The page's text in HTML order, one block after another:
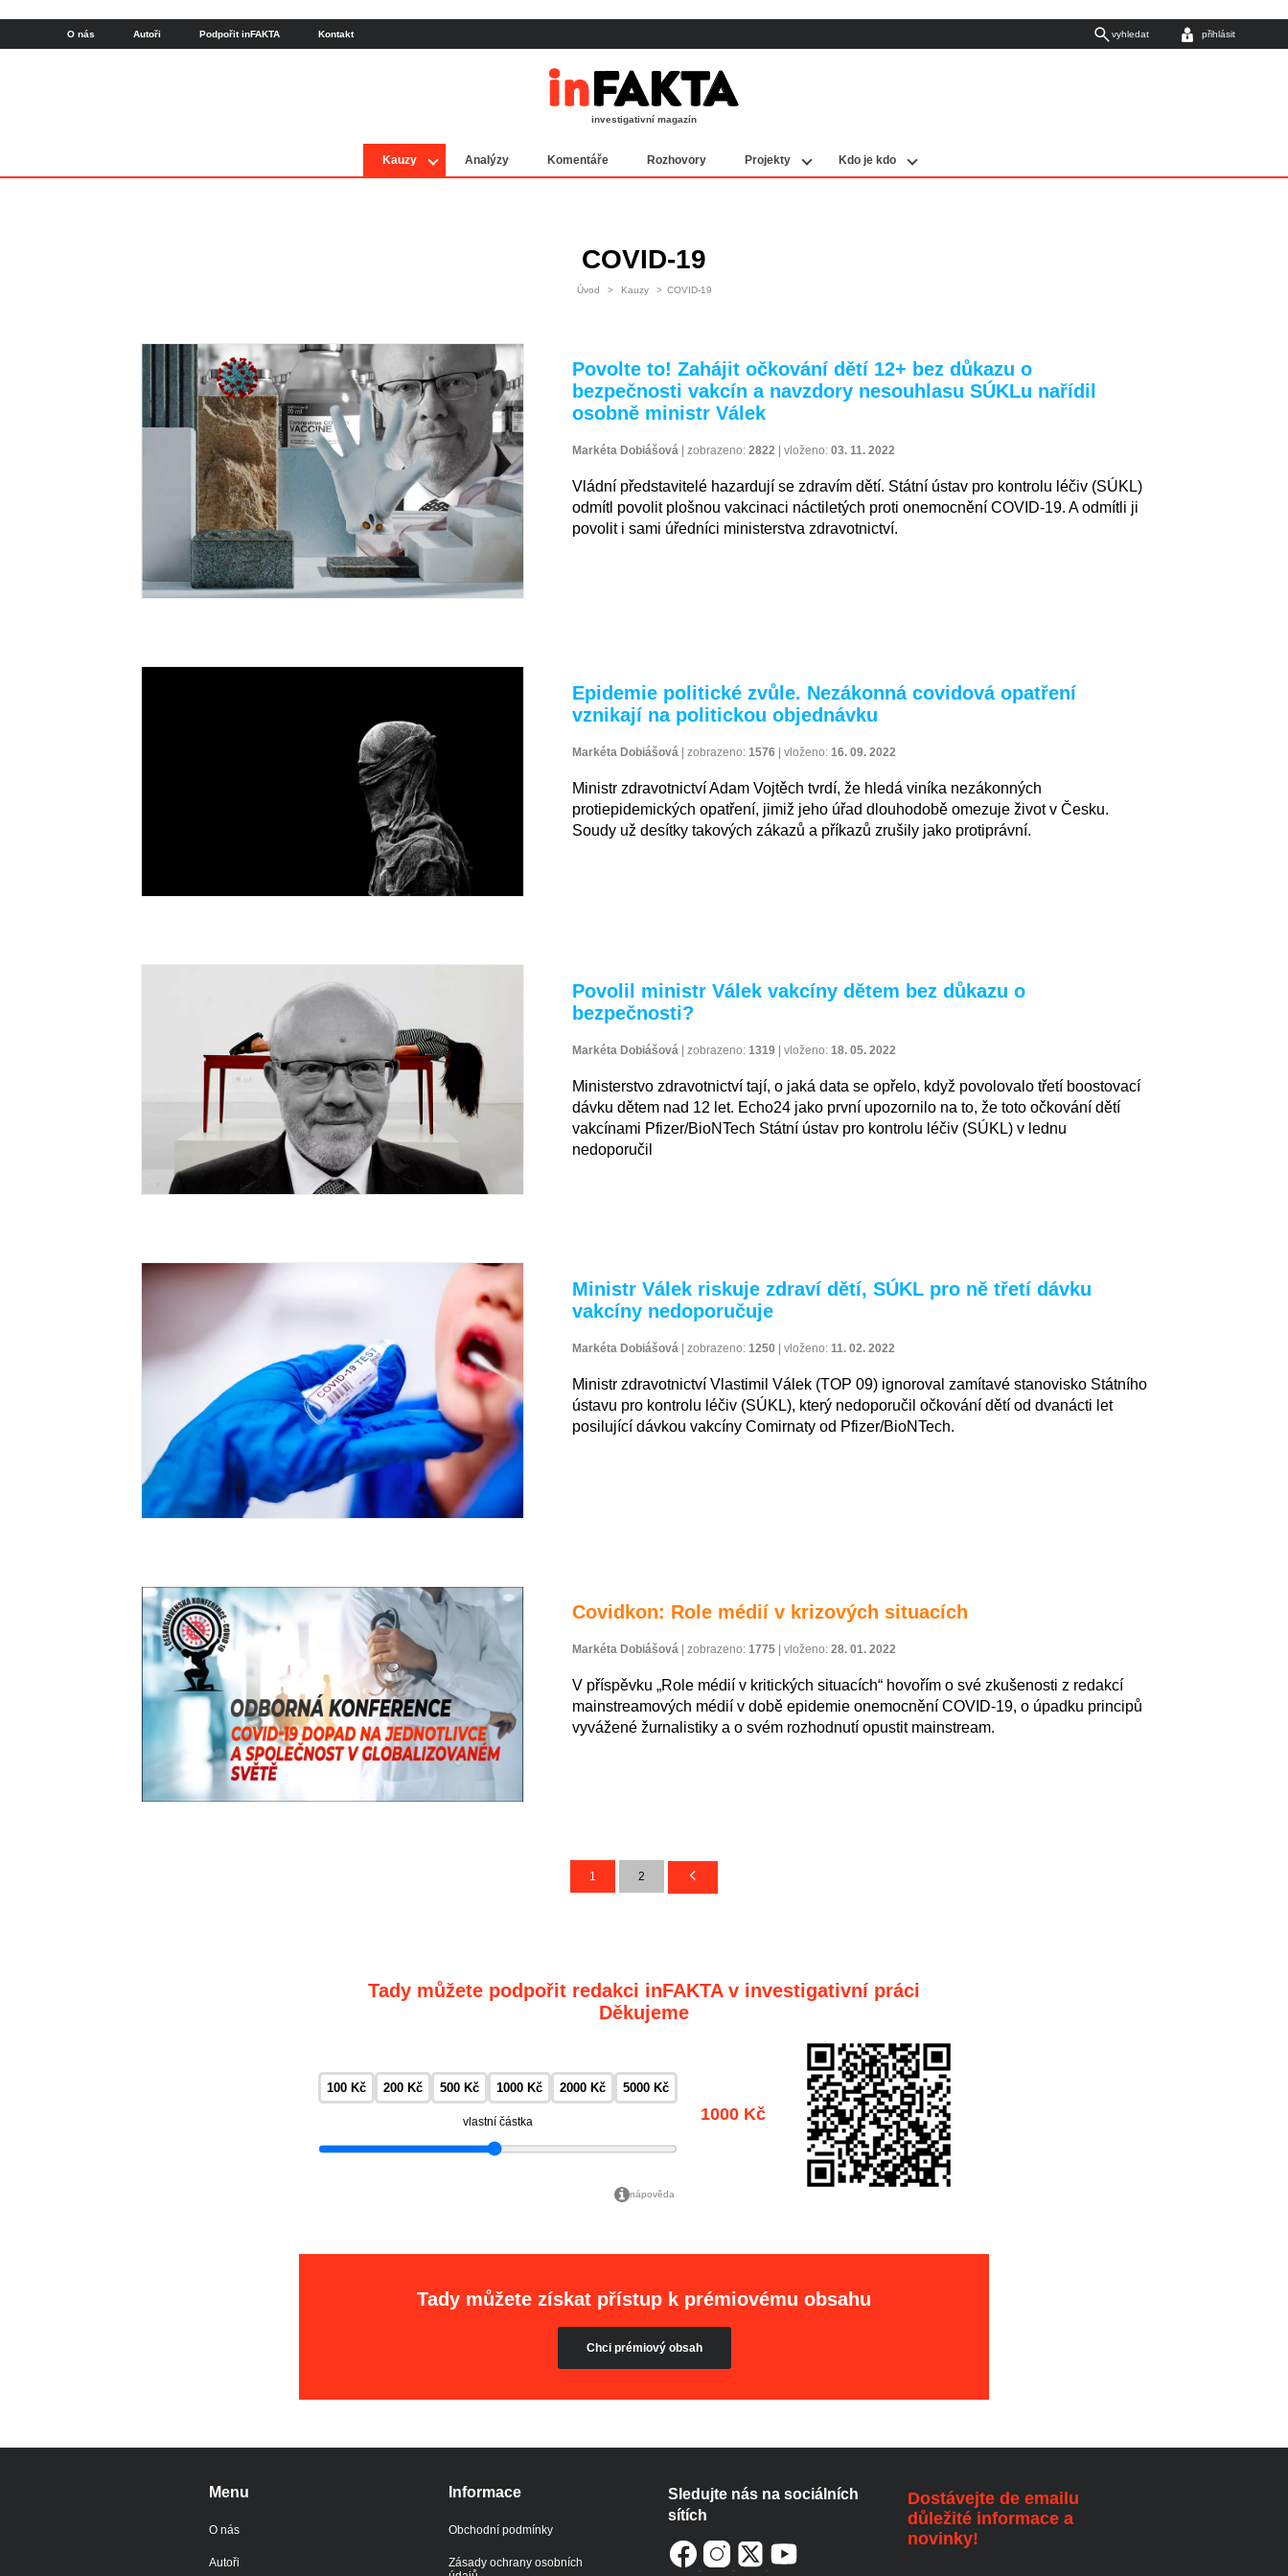
COVID-19
Úvod > Kauzy > COVID-19
Povolte to! Zahájit očkování dětí 12+ bez důkazu o
bezpečnosti vakcín a navzdory nesouhlasu SÚKLu nařídil
osobně ministr Válek
Markéta Dobiášová zobrazeno: 2822 vloženo: 03. 11. 2022
Vládní představitelé hazardují se zdravím dětí. Státní ústav pro kontrolu léčiv (SÚKL)
odmítl povolit plošnou vakcinaci náctiletých proti onemocnění COVID-19. A odmítli ji
povolit i sami úředníci ministerstva zdravotnictví.
Epidemie politické zvůle. Nezákonná covidová opatření
vznikají na politickou objednávku
Markéta Dobiášová | zobrazeno: 1576 | vloženo: 16. 09. 2022
Ministr zdravotnictví Adam Vojtěch tvrdí, že hledá viníka nezákonných
protiepidemických opatření, jimiž jeho úřad dlouhodobě omezuje život v Česku.
Soudy už desítky takových zákazů a příkazů zrušily jako protiprávní.
Povolil ministr Válek vakcíny dětem bez důkazu o
bezpečnosti?
Markéta Dobiášová | zobrazeno: 1319 | vloženo: 18. 05. 2022
Ministerstvo zdravotnictví tají, o jaká data se opřelo, když povolovalo třetí boostovací
dávku dětem nad 12 let. Echo24 jako první upozornilo na to, že toto očkování dětí
vakcínami Pfizer/BioNTech Státní ústav pro kontrolu léčiv (SÚKL) v lednu
nedoporučil
Ministr Válek riskuje zdraví dětí, SÚKL pro ně třetí dávku
vakcíny nedoporučuje
Markéta Dobiášová | zobrazeno: 1250 | vloženo: 11. 02. 2022
Ministr zdravotnictví Vlastimil Válek (TOP 09) ignoroval zamítavé stanovisko Státního
ústavu pro kontrolu léčiv (SÚKL), který nedoporučil očkování dětí od dvanácti let
posilující dávkou vakcíny Comirnaty od Pfizer/BioNTech.
Covidkon: Role médií v krizových situacích
Markéta Dobiášová zobrazeno: 1775 vloženo: 28. 01. 2022
V příspěvku „Role médií v kritických situacích“ hovořím o své zkušenosti z redakcí
mainstreamových médií v době epidemie onemocnění COVID-19, o úpadku principů
vyvážené žurnalistiky a o svém rozhodnutí opustit mainstream.
1 2
investigativní magazín
Kauzy Analýzy Komentáře Rozhovory Projekty Kdo je kdo
O nás Autoři Podpořit inFAKTA Kontakt vyhledat přihlásit
Tady můžete podpořit redakci inFAKTA v investigativní práci
Děkujeme
100 Kč 200 Kč 500 Kč 1000 Kč 2000 Kč 5000 Kč
vlastní částka 1000 Kč
nápověda
Tady můžete získat přístup k prémiovému obsahu
Chci prémiový obsah
Menu
O nás
Autoři
Informace
Obchodní podmínky
Zásady ochrany osobních
Sledujte nás na sociálních
sítích
Dostávejte de emailu
důležité informace a
novinky!